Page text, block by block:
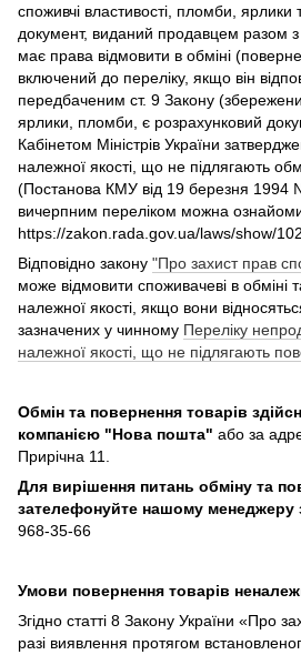
споживчі властивості, пломби, ярлики
документ, виданий продавцем разом
має права відмовити в обміні
включений до переліку, якщо він
передбаченим ст. 9 Закону
ярлики, пломби, є розрахунковий
Кабінетом Міністрів України
належної якості, що не підлягають
(Постанова КМУ від 19 березня 1994
вичерпним переліком можна
https://zakon.rada.gov.ua/laws/show/
Відповідно закону "Про захист прав
може відмовити споживачеві в обміні
належної якості, якщо вони
зазначених у чинному Переліку
належної якості, що не підлягають
Обмін та повернення товарів
компанією "Нова пошта" або за
Прирічна 11.
Для вирішення питань обміну та
зателефонуйте нашому менеджеру
968-35-66
Умови повернення товарів
Згідно статті 8 Закону України «Про
разі виявлення протягом